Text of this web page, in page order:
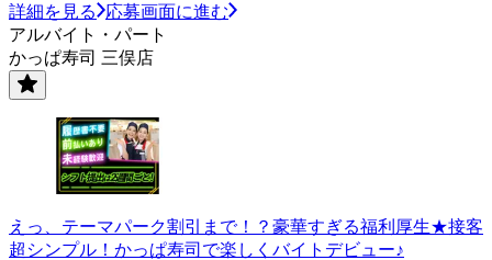
詳細を見る
応募画面に進む
アルバイト・パート
かっぱ寿司 三俣店
えっ、テーマパーク割引まで！？豪華すぎる福利厚生★接客
超シンプル！かっぱ寿司で楽しくバイトデビュー♪